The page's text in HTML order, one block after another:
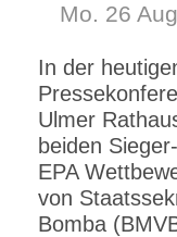
Mo. 26
In der
Ulmer
beiden
EPA
von
Bomba